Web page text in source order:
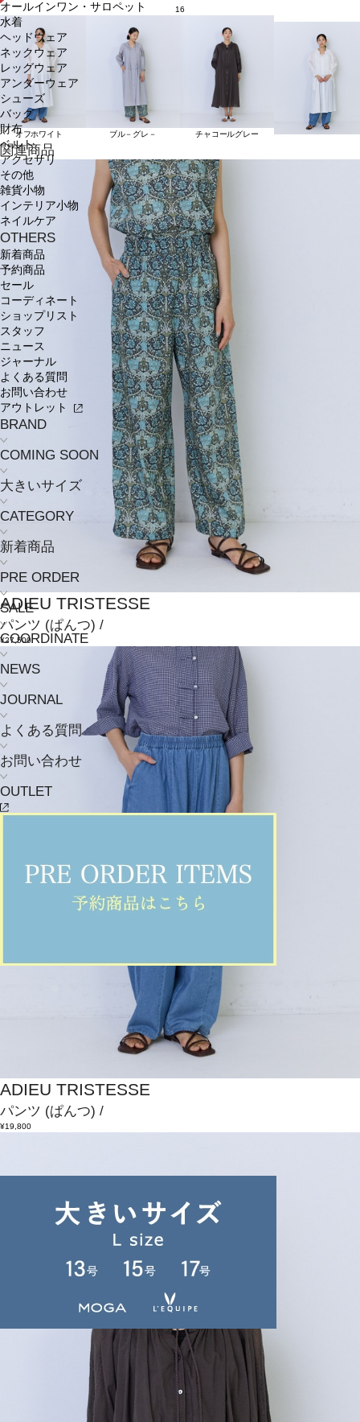
オールインワン・サロペット
水着
ヘッドウェア
ネックウェア
レッグウェア
アンダーウェア
シューズ
バッグ
財布
ベルト
アクセサリ
その他
雑貨小物
インテリア小物
ネイルケア
OTHERS
新着商品
予約商品
セール
コーディネート
ショップリスト
スタッフ
ニュース
ジャーナル
よくある質問
お問い合わせ
アウトレット
BRAND
COMING SOON
大きいサイズ
CATEGORY
新着商品
PRE ORDER
SALE
COORDINATE
NEWS
JOURNAL
よくある質問
お問い合わせ
OUTLET
16
オフホワイト ブル－グレ－ チャコールグレー
関連商品
ADIEU TRISTESSE
パンツ (ぱんつ) /
¥27,500
ADIEU TRISTESSE
パンツ (ぱんつ) /
¥19,800